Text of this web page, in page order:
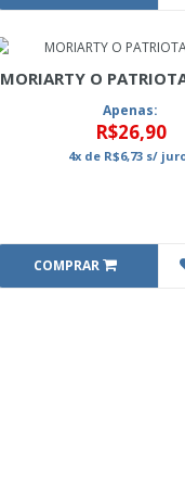
MORIARTY O
Apenas:
R$26,90
4xde R$6,73s/
COMPRAR